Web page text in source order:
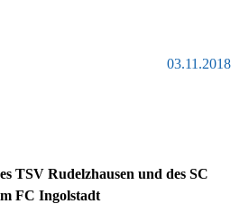
03.11.2018
TSV Rudelzhausen und des SC
FC Ingolstadt